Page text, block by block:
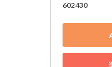
602430